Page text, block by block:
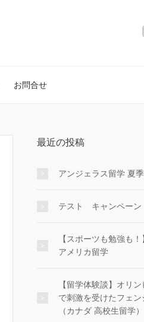
お問合せ
最近の投稿
アンジェラス留学 夏
テスト キャンペーン
【スポーツも勉強も
アメリカ留学
【留学体験談】オリ
で刺激を受けたフェ
（カナダ 高校生留学）